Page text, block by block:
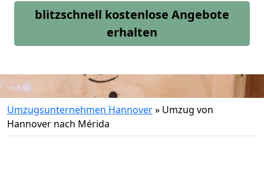
blitzschnell kostenlose Angebote
erhalten
Umzugsunternehmen Hannover» Umzug von
Hannover nach Mérida